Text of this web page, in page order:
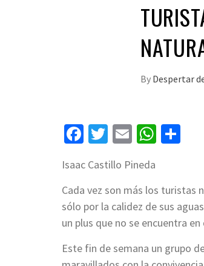
By Despertar
Facebook
Twitter
Email
Isaac Castillo Pineda
Cada vez son más los turistas
sólo por la calidez de sus
un plus que no se encuentra
Este fin de semana un grupo